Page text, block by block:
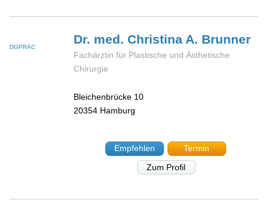
DGPRÄC
Dr. med. Christina A. Brunner
Fachärztin für Plastische und Ästhetische
Chirurgie
Bleichenbrücke 10
20354 Hamburg
Empfehlen
Termin
Zum Profil